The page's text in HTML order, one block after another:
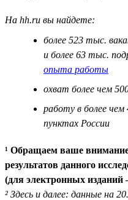
На hh.ru вы найдете:
более 523 тыс.
и более 63 тыс.
опыта работы
охват более чем
работу в более чем
пунктах России
¹ Обращаем ваше
результатов данного
(для электронных изданий
² Здесь и далее: данные на